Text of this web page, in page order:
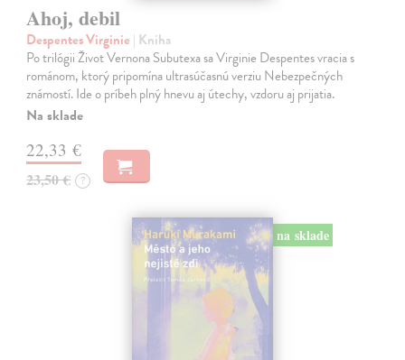
Ahoj, debil
Despentes Virginie | Kniha
Po trilógii Život Vernona Subutexa sa Virginie Despentes vracia s
románom, ktorý pripomína ultrasúčasnú verziu Nebezpečných
známostí. Ide o príbeh plný hnevu aj útechy, vzdoru aj prijatia.
Na sklade
22,33 €
23,50 € ?
na sklade